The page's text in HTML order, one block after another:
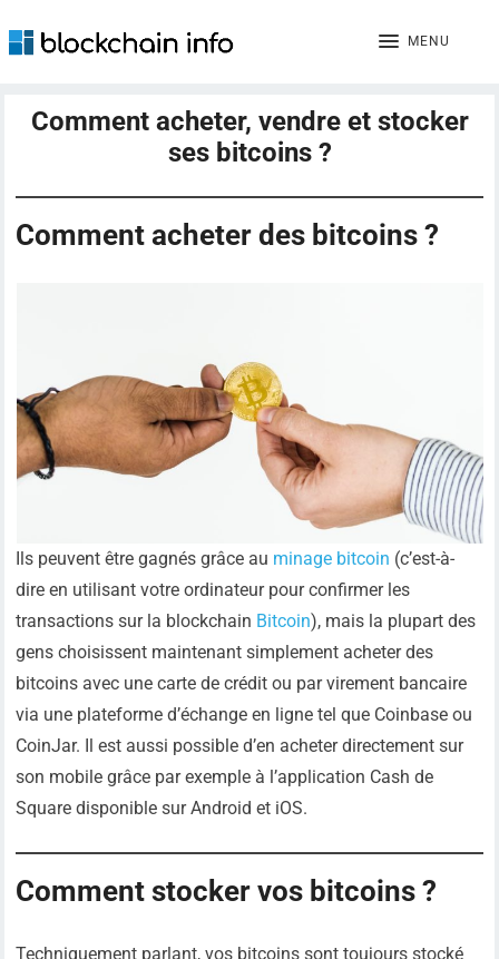
MENU
Comment acheter, vendre et stocker
ses bitcoins ?
Comment acheter des bitcoins ?
Ils peuvent être gagnés grâce au minage bitcoin (c’est-à-
dire en utilisant votre ordinateur pour confirmer les
transactions sur la blockchain Bitcoin), mais la plupart des
gens choisissent maintenant simplement acheter des
bitcoins avec une carte de crédit ou par virement bancaire
via une plateforme d’échange en ligne tel que Coinbase ou
CoinJar. Il est aussi possible d’en acheter directement sur
son mobile grâce par exemple à l’application Cash de
Square disponible sur Android et iOS.
Comment stocker vos bitcoins ?
Techniquement parlant, vos bitcoins sont toujours stocké